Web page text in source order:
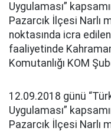
Uygulaması”
Pazarcık İlçesi Narlı
noktasında icra
faaliyetinde
Komutanlığı KOM
12.09.2018 günü
Uygulaması”
Pazarcık İlçesi Narlı